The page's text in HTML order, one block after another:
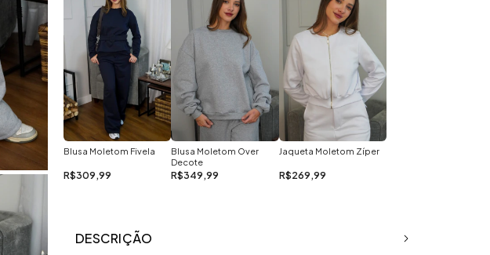
Blusa Moletom Fivela
R$309,99
Blusa Moletom Over
Decote
R$349,99
Jaqueta Moletom Zíper
R$269,99
DESCRIÇÃO